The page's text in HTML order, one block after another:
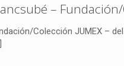
– Fundación/
Colección JUMEX –